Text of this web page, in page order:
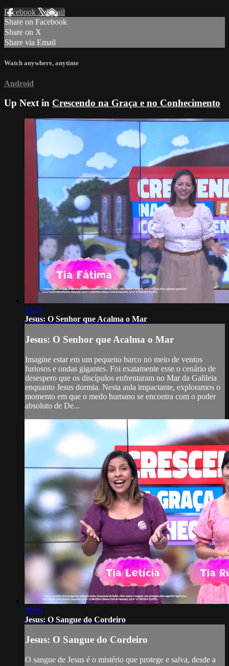
Facebook XEmail
Share on Facebook
Share on X
Share via Email
Watch anywhere, anytime
Android
Up Next in Crescendo na Graça e no Conhecimento
16:25
Jesus: O Senhor que Acalma o Mar
Jesus: O Senhor que Acalma o Mar
Imagine estar em um pequeno barco no meio de ventos
furiosos e ondas gigantes. Foi exatamente esse o cenário de
desespero que os discípulos enfrentaram no Mar da Galileia
enquanto Jesus dormia. Nesta aula impactante, exploramos o
momento em que o medo humano se encontra com o poder
absoluto de De...
19:04
Jesus: O Sangue do Cordeiro
Jesus: O Sangue do Cordeiro
O sangue de Jesus é o mistério que protege e salva, desde a